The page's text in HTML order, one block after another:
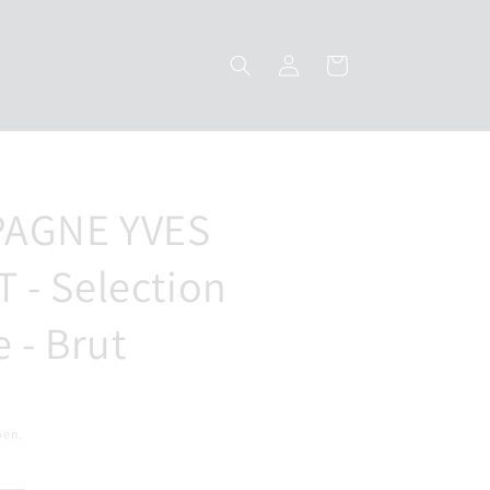
InloggenWinkelwagen
YVES
- Selection
- Brut